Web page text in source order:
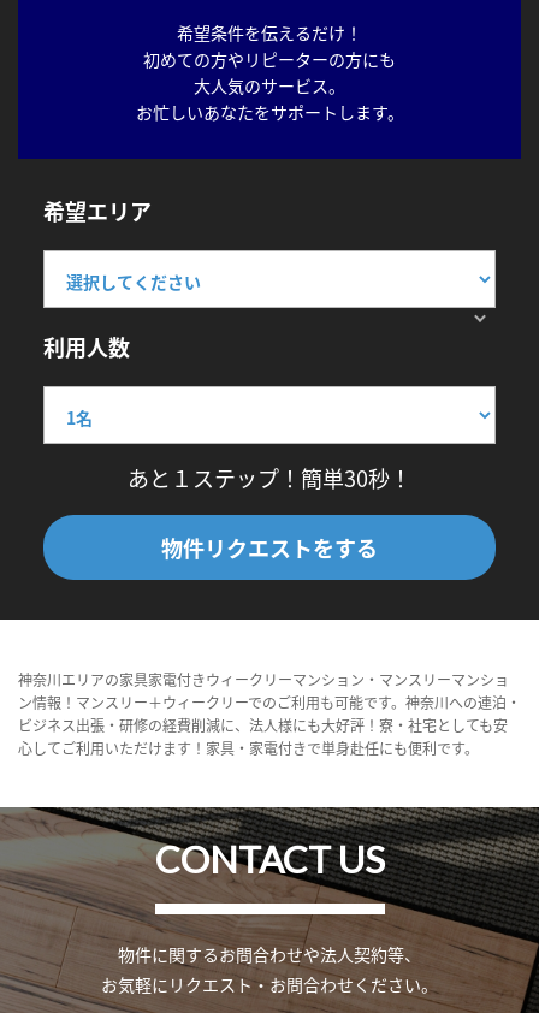
希望条件を伝えるだけ！
初めての方やリピーターの方にも
大人気のサービス。
お忙しいあなたをサポートします。
希望エリア
利用人数
あと１ステップ！簡単30秒！
物件リクエストをする
神奈川エリアの家具家電付きウィークリーマンション・マンスリーマンショ
ン情報！マンスリー＋ウィークリーでのご利用も可能です。神奈川への連泊・
ビジネス出張・研修の経費削減に、法人様にも大好評！寮・社宅としても安
心してご利用いただけます！家具・家電付きで単身赴任にも便利です。
CONTACT US
物件に関するお問合わせや法人契約等、
お気軽にリクエスト・お問合わせください。